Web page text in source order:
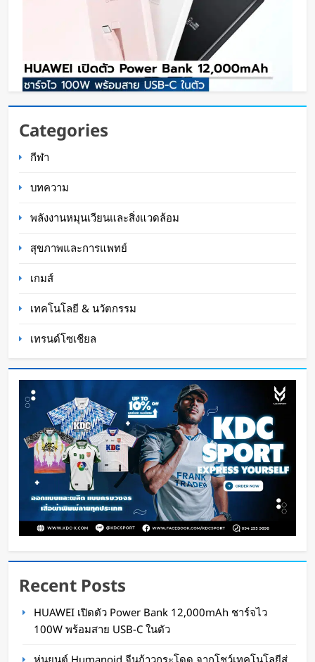
HUAWEI เปิดตัว Power Bank 12,000mAh ชาร์จ
ไว 100W พร้อมสาย USB-C ในตัว
เทคโนโลยีสู่การทำงานจริง
Oat Content 14 ชั่วโมง ago
สตาร์ทอัพรัฐออริกอนพัฒนา AI Data Center ลอย
น้ำ ใช้พลังงานจากคลื่นทะเลผลิตไฟฟ้า และใช้น้ำ
Categories
กีฬา
บทความ
พลังงานหมุนเวียนและสิ่งแวดล้อม
สุขภาพและการแพทย์
เกมส์
เทคโนโลยี & นวัตกรรม
เทรนด์โซเชียล
Recent Posts
HUAWEI เปิดตัว Power Bank 12,000mAh ชาร์จไว
100W พร้อมสาย USB-C ในตัว
หุ่นยนต์ Humanoid จีนก้าวกระโดด จากโชว์เทคโนโลยีสู่